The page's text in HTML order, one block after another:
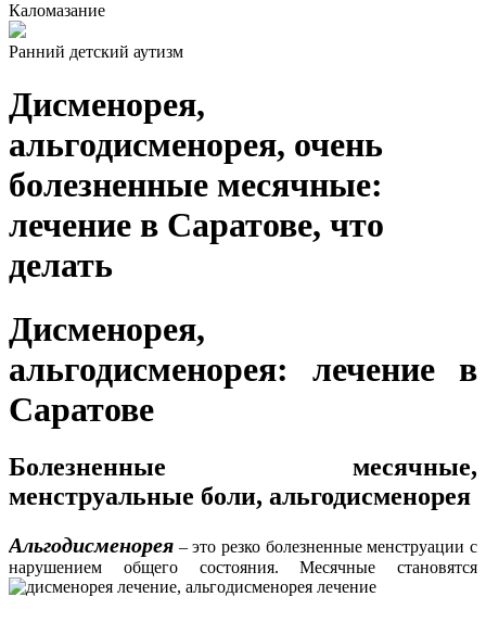
Каломазание
Ранний детский аутизм
Дисменорея,
альгодисменорея, очень
болезненные месячные:
лечение в Саратове, что
делать
Дисменорея,
альгодисменорея: лечение в
Саратове
Болезненные месячные,
менструальные боли, альгодисменорея
Альгодисменорея – это резко болезненные менструации с
нарушением общего состояния. Месячные становятся